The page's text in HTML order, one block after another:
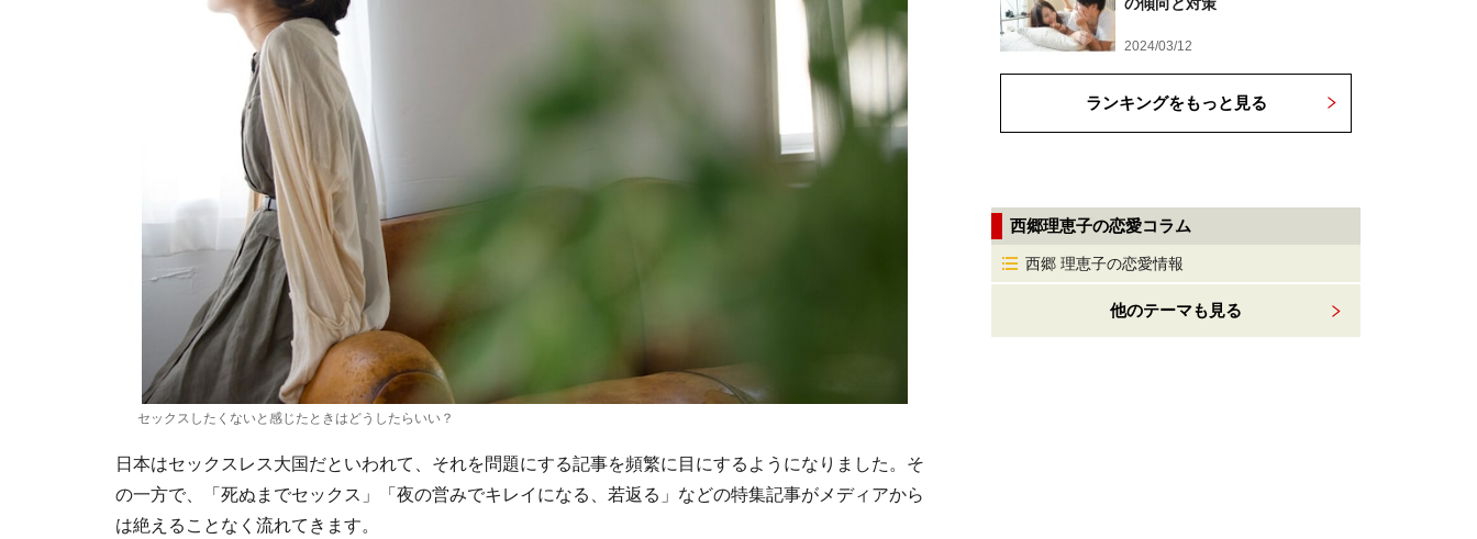
セックスしたくないと感じたときはどうしたらいい？
日本はセックスレス大国だといわれて、それを問題にする記事を頻繁に目にするようになりました。そ
の一方で、「死ぬまでセックス」「夜の営みでキレイになる、若返る」などの特集記事がメディアから
は絶えることなく流れてきます。
2024/03/12
ランキングをもっと見る
西郷理恵子の恋愛コラム
西郷 理恵子の恋愛情報
他のテーマも見る